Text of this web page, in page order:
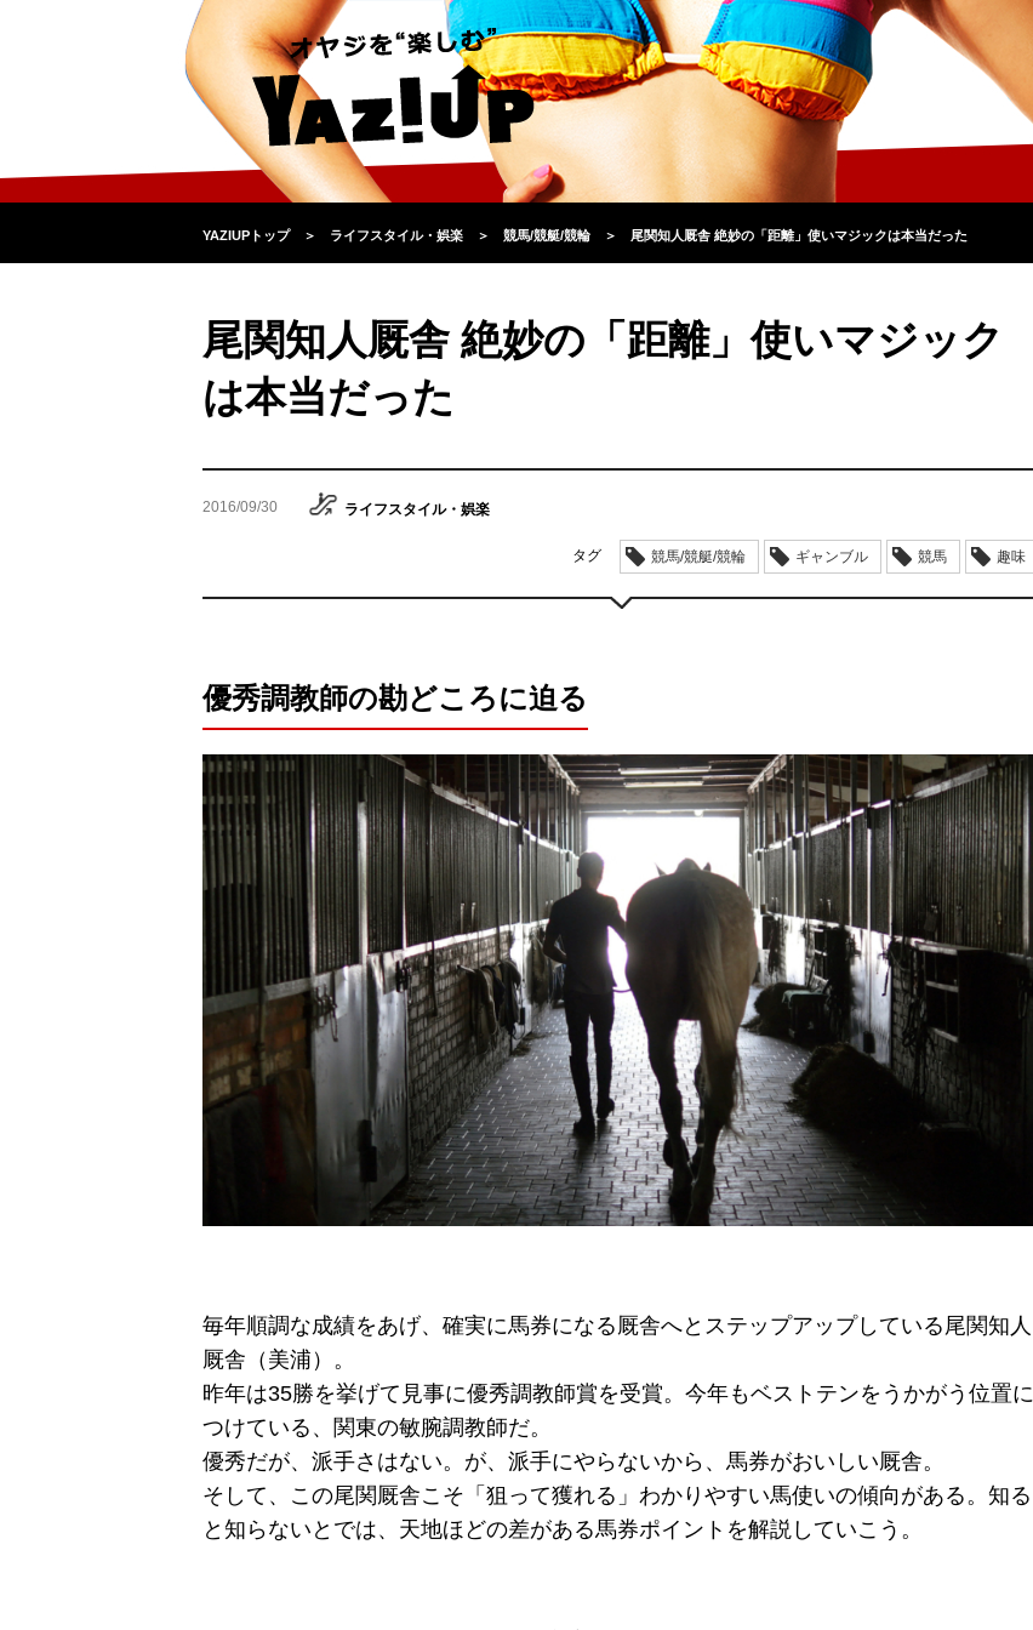
YAZIUPトップ ＞ ライフスタイル・娯楽 ＞ 競馬/競艇/競輪 ＞ 尾関知人厩舎 絶妙の「距離」使いマジックは本当だった
尾関知人厩舎 絶妙の「距離」使いマジック
は本当だった
2016/09/30 ライフスタイル・娯楽
タグ 競馬/競艇/競輪 ギャンブル 競馬 趣味
優秀調教師の勘どころに迫る
毎年順調な成績をあげ、確実に馬券になる厩舎へとステップアップしている尾関知人
厩舎（美浦）。
昨年は35勝を挙げて見事に優秀調教師賞を受賞。今年もベストテンをうかがう位置に
つけている、関東の敏腕調教師だ。
優秀だが、派手さはない。が、派手にやらないから、馬券がおいしい厩舎。
そして、この尾関厩舎こそ「狙って獲れる」わかりやすい馬使いの傾向がある。知る
と知らないとでは、天地ほどの差がある馬券ポイントを解説していこう。